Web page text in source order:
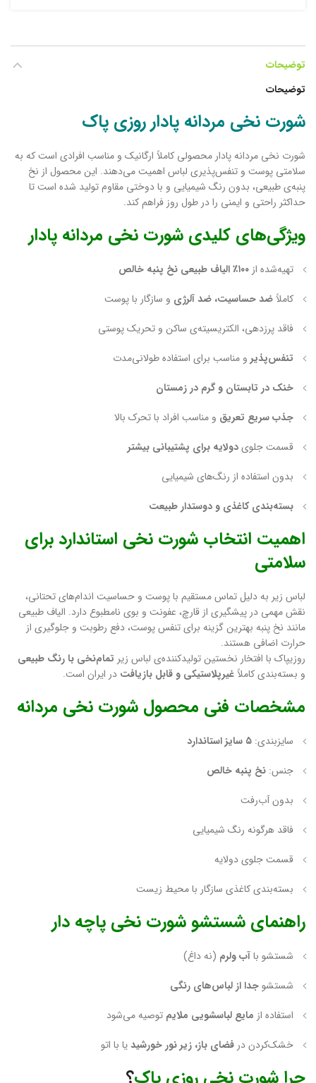
توضیحات
توضیحات
شورت نخی مردانه پادار روزی پاک
شورت نخی مردانه پادار محصولی کاملاً ارگانیک و مناسب افرادی است که به
سلامتی پوست و تنفس‌پذیری لباس اهمیت می‌دهند. این محصول از نخ
پنبه‌ی طبیعی، بدون رنگ شیمیایی و با دوختی مقاوم تولید شده است تا
حداکثر راحتی و ایمنی را در طول روز فراهم کند.
ویژگی‌های کلیدی شورت نخی مردانه پادار
تهیه‌شده از ۱۰۰٪ الیاف طبیعی نخ پنبه خالص
کاملاً ضد حساسیت، ضد آلرژی و سازگار با پوست
فاقد پرزدهی، الکتریسیته‌ی ساکن و تحریک پوستی
تنفس‌پذیر و مناسب برای استفاده طولانی‌مدت
خنک در تابستان و گرم در زمستان
جذب سریع تعریق و مناسب افراد با تحرک بالا
قسمت جلویدولایه برای پشتیبانی بیشتر
بدون استفاده از رنگ‌های شیمیایی
بسته‌بندی کاغذی و دوستدار طبیعت
اهمیت انتخاب شورت نخی استاندارد برای
سلامتی
لباس زیر به دلیل تماس مستقیم با پوست و حساسیت اندام‌های تحتانی،
نقش مهمی در پیشگیری از قارچ، عفونت و بوی نامطبوع دارد. الیاف طبیعی
مانند نخ پنبه بهترین گزینه برای تنفس پوست، دفع رطوبت و جلوگیری از
حرارت اضافی هستند.
روزیپاک با افتخار نخستین تولیدکننده‌ی لباس زیر تمام‌نخی با رنگ طبیعی
و بسته‌بندی کاملاً غیرپلاستیکی و قابل بازیافت در ایران است.
مشخصات فنی محصول شورت نخی مردانه
سایزبندی: ۵ سایز استاندارد
جنس: نخ پنبه خالص
بدون آب‌رفت
فاقد هرگونه رنگ شیمیایی
قسمت جلوی دولایه
بسته‌بندی کاغذی سازگار با محیط زیست
راهنمای شستشو شورت نخی پاچه دار
شستشو باآب ولرم (نه داغ)
شستشوجدا از لباس‌های رنگی
استفاده از مایع لباسشویی ملایم توصیه می‌شود
خشک‌کردن در فضای باز، زیر نور خورشیدیا با اتو